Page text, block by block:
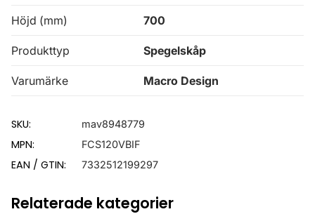
Höjd (mm) 700
Produkttyp Spegelskåp
Varumärke Macro Design
SKU: mav8948779
MPN: FCS120VBIF
EAN / GTIN: 7332512199297
Relaterade kategorier